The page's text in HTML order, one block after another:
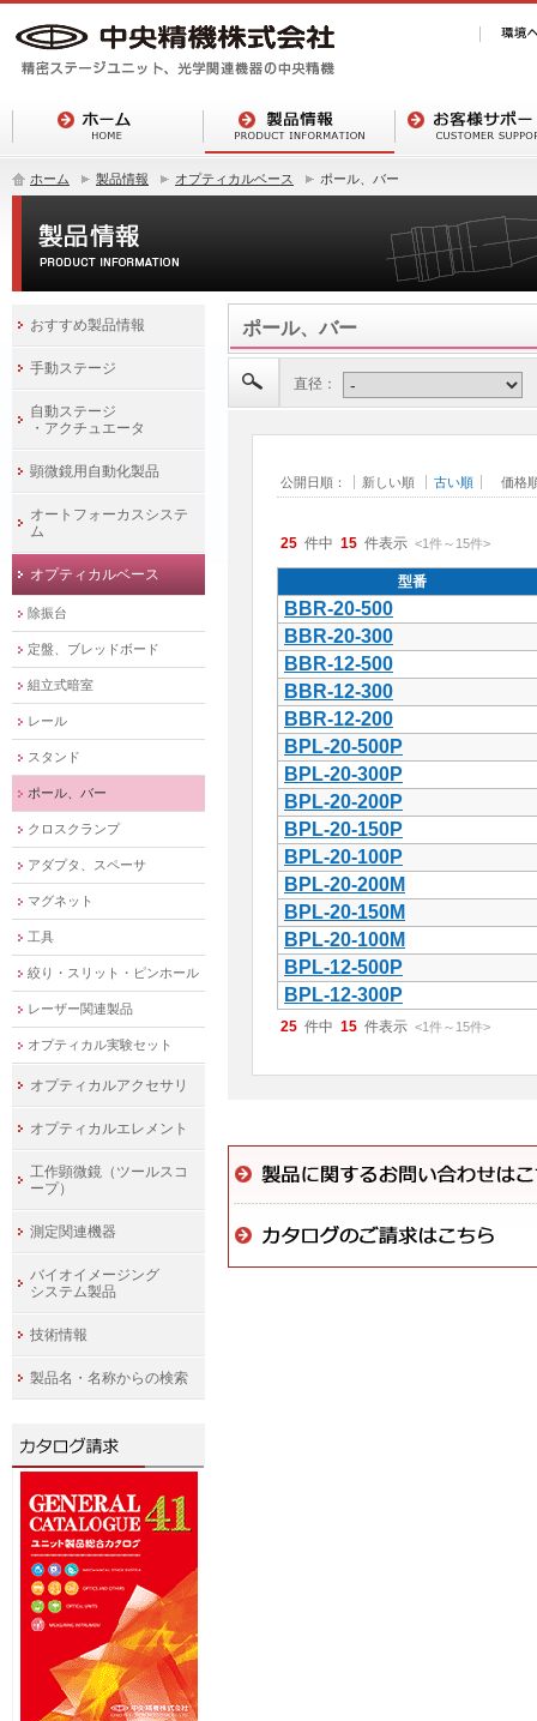
ホーム 製品情報 オプティカルベース ポール、バー
ポール、バー
直径：
公開日順： 新しい順 古い順 価格
25 件中 15 件表示 <1件～ 15件>
型番
BBR-20-500
BBR-20-300
BBR-12-500
BBR-12-300
BBR-12-200
BPL-20-500P
BPL-20-300P
BPL-20-200P
BPL-20-150P
BPL-20-100P
BPL-20-200M
BPL-20-150M
BPL-20-100M
BPL-12-500P
BPL-12-300P
25 件中 15 件表示 <1件～ 15件>
おすすめ製品情報
手動ステージ
自動ステージ
・アクチュエータ
顕微鏡用自動化製品
オートフォーカスシステ
ム
オプティカルベース
除振台
定盤、ブレッドボード
組立式暗室
レール
スタンド
ポール、バー
クロスクランプ
アダプタ、スペーサ
マグネット
工具
絞り・スリット・ピンホール
レーザー関連製品
オプティカル実験セット
オプティカルアクセサリ
オプティカルエレメント
工作顕微鏡（ツールスコ
ープ）
測定関連機器
バイオイメージング
システム製品
技術情報
製品名・名称からの検索